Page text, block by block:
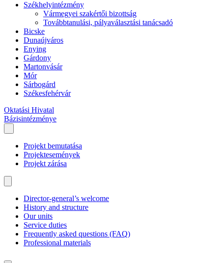
Székhelyintézmény
Vármegyei szakértői bizottság
Továbbtanulási, pályaválasztási tanácsadó
Bicske
Dunaújváros
Enying
Gárdony
Martonvásár
Mór
Sárbogárd
Székesfehérvár
Oktatási Hivatal
Bázisintézménye
Projekt bemutatása
Projektesemények
Projekt zárása
Director-general’s welcome
History and structure
Our units
Service duties
Frequently asked questions (FAQ)
Professional materials